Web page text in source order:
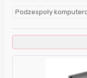
Podzespoły